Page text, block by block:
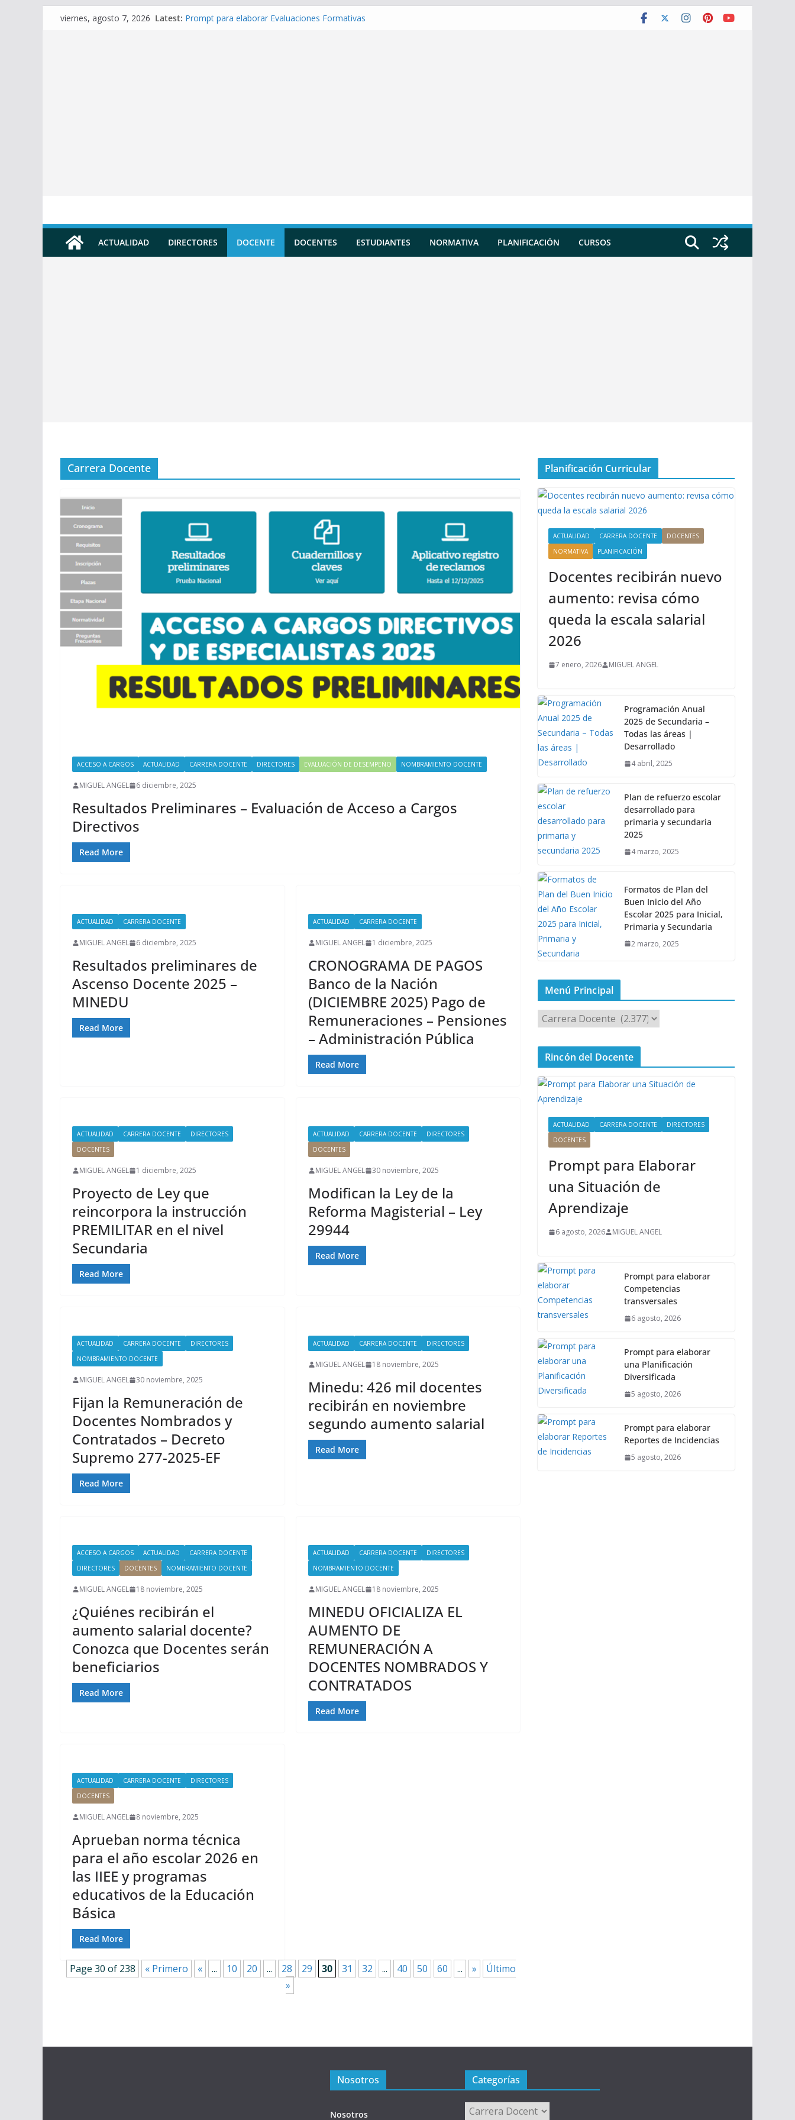
Skipviernes, agosto 7, 2026 Latest: Prompt para elaborar Evaluaciones Formativas
ACTUALIDAD DIRECTORES DOCENTE DOCENTES ESTUDIANTES NORMATIVA PLANIFICACIÓN CURSOS
Carrera Docente
ACCESO A CARGOS ACTUALIDAD CARRERA DOCENTE DIRECTORES EVALUACIÓN DE DESEMPEÑO NOMBRAMIENTO DOCENTE
MIGUEL ANGEL 6 diciembre, 2025
Resultados Preliminares – Evaluación de Acceso a Cargos
Directivos
Read More
ACTUALIDAD CARRERA DOCENTE
MIGUEL ANGEL 6 diciembre, 2025
Resultados preliminares de
Ascenso Docente 2025 –
MINEDU
Read More
ACTUALIDAD CARRERA DOCENTE
MIGUEL ANGEL 1 diciembre, 2025
CRONOGRAMA DE PAGOS
Banco de la Nación
(DICIEMBRE 2025) Pago de
Remuneraciones – Pensiones
– Administración Pública
Read More
ACTUALIDAD CARRERA DOCENTE
DIRECTORES
DOCENTES
MIGUEL ANGEL 1 diciembre, 2025
Proyecto de Ley que
reincorpora la instrucción
PREMILITAR en el nivel
Secundaria
Read More
ACTUALIDAD CARRERA DOCENTE
DIRECTORES
DOCENTES
MIGUEL ANGEL 30 noviembre, 2025
Modifican la Ley de la
Reforma Magisterial – Ley
29944
Read More
ACTUALIDAD CARRERA DOCENTE
DIRECTORES
NOMBRAMIENTO DOCENTE
MIGUEL ANGEL 30 noviembre, 2025
Fijan la Remuneración de
Docentes Nombrados y
Contratados – Decreto
Supremo 277-2025-EF
Read More
ACTUALIDAD CARRERA DOCENTE DIRECTORES
MIGUEL ANGEL 18 noviembre, 2025
Minedu: 426 mil docentes
recibirán en noviembre
segundo aumento salarial
Read More
ACCESO A CARGOS ACTUALIDAD
CARRERA DOCENTE
DIRECTORES
DOCENTES NOMBRAMIENTO DOCENTE
MIGUEL ANGEL 18 noviembre, 2025
¿Quiénes recibirán el
aumento salarial docente?
Conozca que Docentes serán
beneficiarios
Read More
ACTUALIDAD CARRERA DOCENTE
DIRECTORES
NOMBRAMIENTO DOCENTE
MIGUEL ANGEL 18 noviembre, 2025
MINEDU OFICIALIZA EL
AUMENTO DE
REMUNERACIÓN A
DOCENTES NOMBRADOS Y
CONTRATADOS
Read More
ACTUALIDAD CARRERA DOCENTE
DIRECTORES
DOCENTES
MIGUEL ANGEL 8 noviembre, 2025
Aprueban norma técnica
para el año escolar 2026 en
las IIEE y programas
educativos de la Educación
Básica
Read More
Page 30 of 238 « Primero « ... 10 20 ... 28 29 30 31 32 ... 40 50 60 ... »
Último
»
Planificación Curricular
ACTUALIDAD CARRERA DOCENTE
DOCENTES
NORMATIVA
PLANIFICACIÓN
Docentes recibirán nuevo
aumento: revisa cómo
queda la escala salarial
2026
7 enero, 2026 MIGUEL ANGEL
Programación Anual
2025 de Secundaria –
Todas las áreas |
Desarrollado
4 abril, 2025
Plan de refuerzo escolar
desarrollado para
primaria y secundaria
2025
4 marzo, 2025
Formatos de Plan del
Buen Inicio del Año
Escolar 2025 para Inicial,
Primaria y Secundaria
2 marzo, 2025
Menú Principal
M
e
n
P
i
Rincón del Docente
ACTUALIDAD CARRERA DOCENTE
DIRECTORES
DOCENTES
Prompt para Elaborar
una Situación de
Aprendizaje
6 agosto, 2026 MIGUEL ANGEL
Prompt para elaborar
Competencias
transversales
6 agosto, 2026
Prompt para elaborar
una Planificación
Diversificada
5 agosto, 2026
Prompt para elaborar
Reportes de Incidencias
5 agosto, 2026
Nosotros
Nosotros
Categorías
Categorías